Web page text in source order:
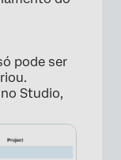
×
pode ser
Studio,